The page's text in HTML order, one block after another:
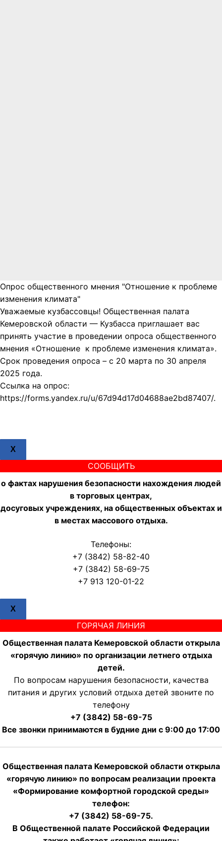
Опрос общественного мнения "Отношение к проблеме
изменения климата"
Уважаемые кузбассовцы! Общественная палата
Кемеровской области — Кузбасса приглашает вас
принять участие в проведении опроса общественного
мнения «Отношение к проблеме изменения климата».
Срок проведения опроса – с 20 марта по 30 апреля
2025 года.
Ссылка на опрос:
https://forms.yandex.ru/u/67d94d17d04688ae2bd87407/.
X
СООБЩИТЬ
о фактах нарушения безопасности нахождения людей
в торговых центрах,
досуговых учреждениях, на общественных объектах и
в местах массового отдыха.
Телефоны:
+7 (3842) 58-82-40
+7 (3842) 58-69-75
+7 913 120-01-22
X
ГОРЯЧАЯ ЛИНИЯ
Общественная палата Кемеровской области открыла
«горячую линию» по организации летнего отдыха
детей.
По вопросам нарушения безопасности, качества
питания и других условий отдыха детей звоните по
телефону
+7 (3842) 58-69-75
Все звонки принимаются в будние дни с 9:00 до 17:00
Общественная палата Кемеровской области открыла
«горячую линию» по вопросам реализации проекта
«Формирование комфортной городской среды»
телефон:
+7 (3842) 58-69-75.
В Общественной палате Российской Федерации